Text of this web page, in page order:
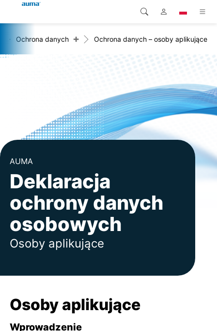
Produkty
Przedsiębiorstwo
Kontakt
Global
Azja i Pacyfik
Ameryka Północna
Wyszukaj
Ochrona danych + Ochrona danych – osoby aplikujące
AUMA
Deklaracja
ochrony danych
osobowych
Osoby aplikujące
Osoby aplikujące
Wprowadzenie